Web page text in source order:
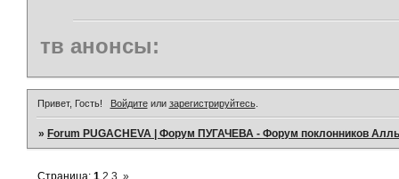
тв анонсы:
Привет, Гость! Войдитеили зарегистрируйтесь.
»Forum PUGACHEVA | Форум ПУГАЧЕВА - Форум поклонников
Страница:1 2 3 »